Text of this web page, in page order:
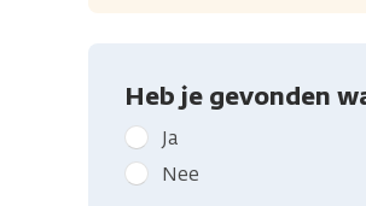
Heb je gevonden
Geef
kanker.nl
feedback:
Ja
Nee